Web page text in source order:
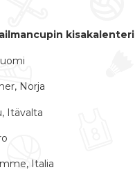
kisakalenteri
Norja
Itävalta
Italia